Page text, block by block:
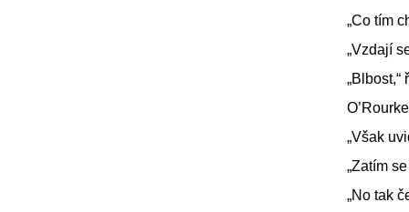
„Co tím
„Vzdají
„Blbost,“
„Však
„Zatím
„No tak